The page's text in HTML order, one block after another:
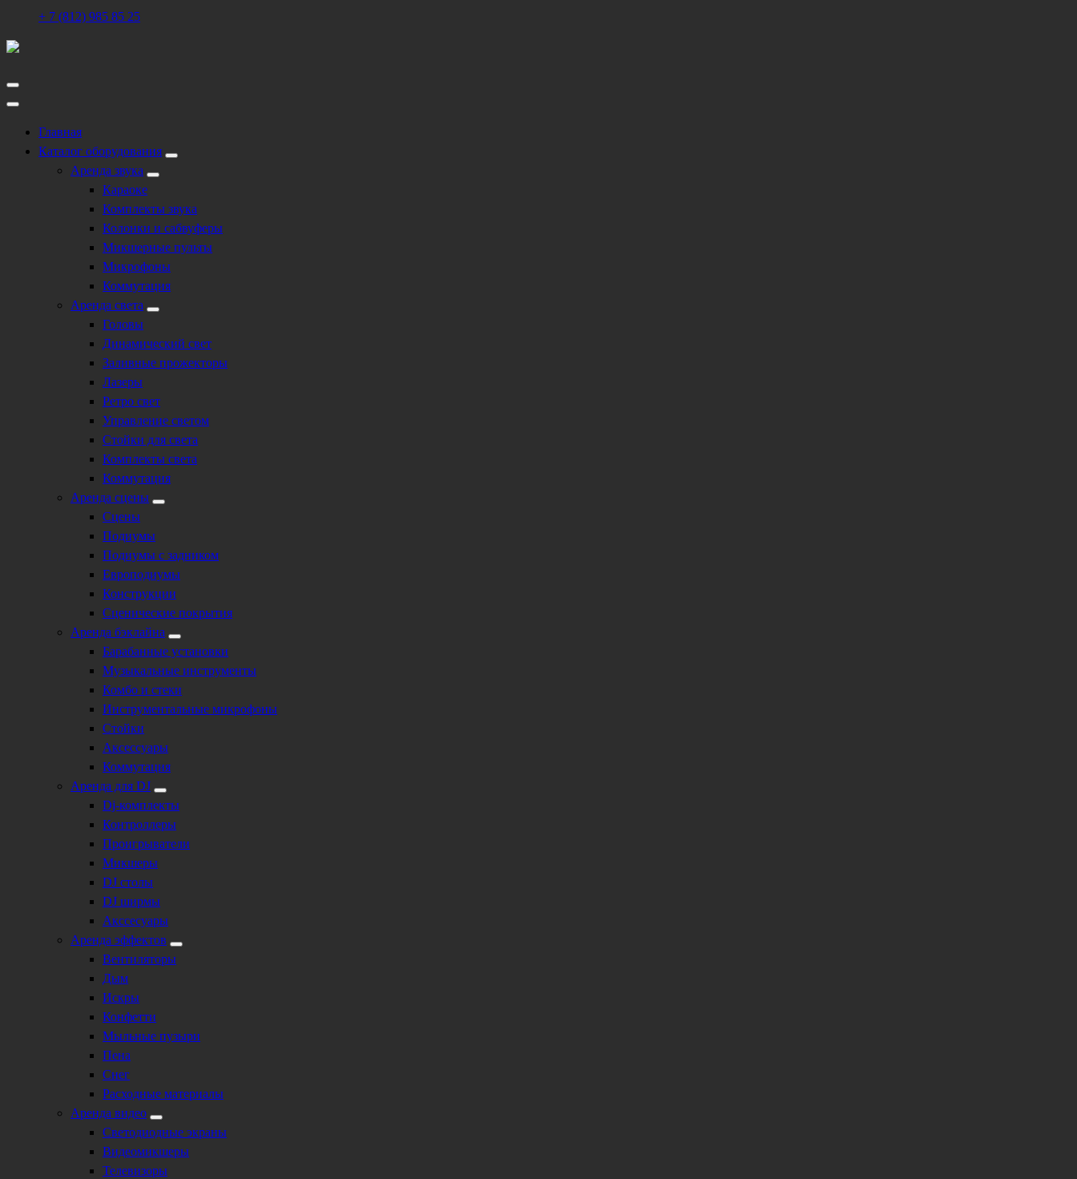
+ 7 (812) 985 85 25
Техническое обеспечение мероприятий
Главная
Каталог оборудования
Аренда звука
Караоке
Комплекты звука
Колонки и сабвуферы
Микшерные пульты
Микрофоны
Коммутация
Аренда света
Головы
Динамический свет
Заливные прожекторы
Лазеры
Ретро свет
Управление светом
Стойки для света
Комплекты света
Коммутация
Аренда сцены
Сцены
Подиумы
Подиумы с задником
Европодиумы
Конструкции
Сценические покрытия
Аренда бэклайна
Барабанные установки
Музыкальные инструменты
Комбо и стеки
Инструментальные микрофоны
Стойки
Аксессуары
Коммутация
Аренда для DJ
Dj-комплекты
Контроллеры
Проигрыватели
Микшеры
DJ столы
DJ ширмы
Акссесуары
Аренда эффектов
Вентиляторы
Дым
Искры
Конфетти
Мыльные пузыри
Пена
Снег
Расходные материалы
Аренда видео
Светодиодные экраны
Видеомикшеры
Телевизоры